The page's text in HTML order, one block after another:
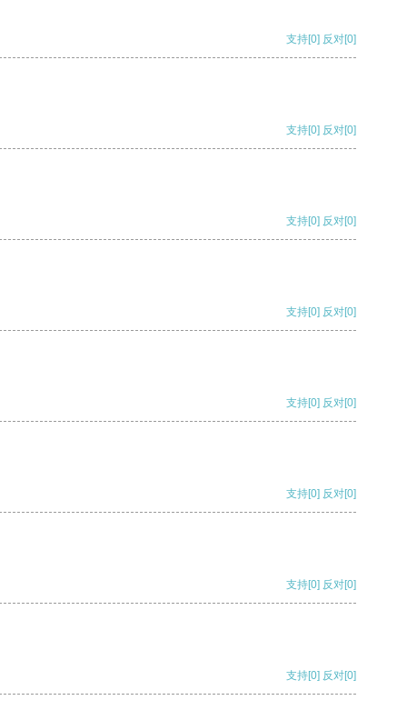
支持[0] 反对[0]
支持[0] 反对[0]
支持[0] 反对[0]
支持[0] 反对[0]
支持[0] 反对[0]
支持[0] 反对[0]
支持[0] 反对[0]
支持[0] 反对[0]